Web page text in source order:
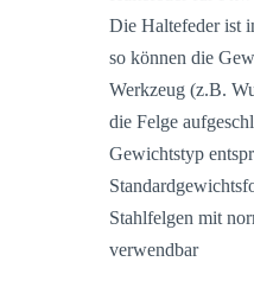
Die Haltefeder ist
so können die
Werkzeug (z.B.
die Felge
Gewichtstyp
Stahlfelgen mit
verwendbar